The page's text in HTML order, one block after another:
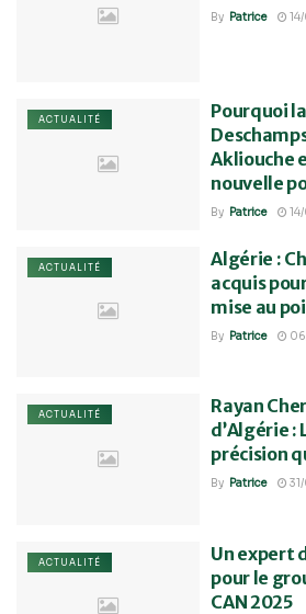
By Patrice
ACTUALITÉ
Pourquoi
Akliouche
nouvelle
By Patrice
ACTUALITÉ
Algérie :
acquis
mise au
By Patrice
ACTUALITÉ
Rayan
d’Algérie :
précision
By Patrice
ACTUALITÉ
Un expert
pour le
CAN 2025